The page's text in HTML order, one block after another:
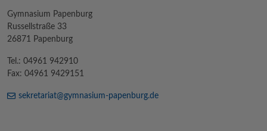
Gymnasium Papenburg
Russellstraße 33
26871 Papenburg
Tel.: 04961 942910
Fax: 04961 9429151
sekretariat@gymnasium-papenburg.de